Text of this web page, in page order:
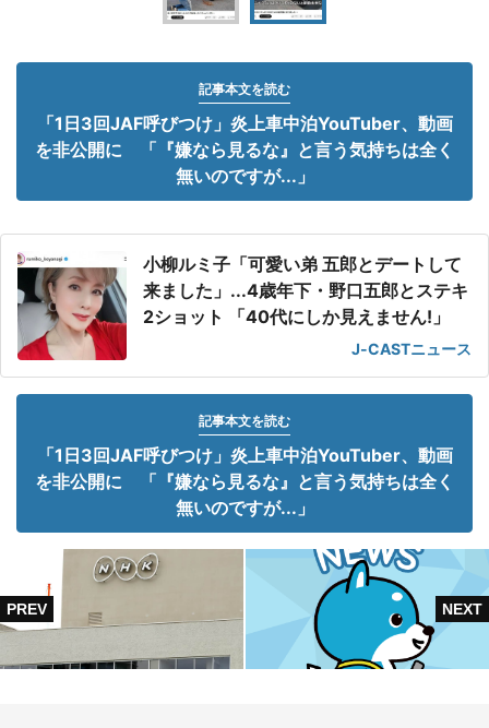
記事本文を読む
「1日3回JAF呼びつけ」炎上車中泊YouTuber、動画
を非公開に 「『嫌なら見るな』と言う気持ちは全く
無いのですが...」
小柳ルミ子「可愛い弟 五郎とデートして
来ました」...4歳年下・野口五郎とステキ
2ショット 「40代にしか見えません!」
J-CASTニュース
記事本文を読む
「1日3回JAF呼びつけ」炎上車中泊YouTuber、動画
を非公開に 「『嫌なら見るな』と言う気持ちは全く
無いのですが...」